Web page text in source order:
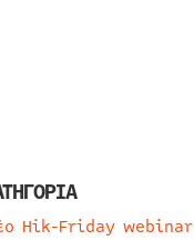
Hik-Friday